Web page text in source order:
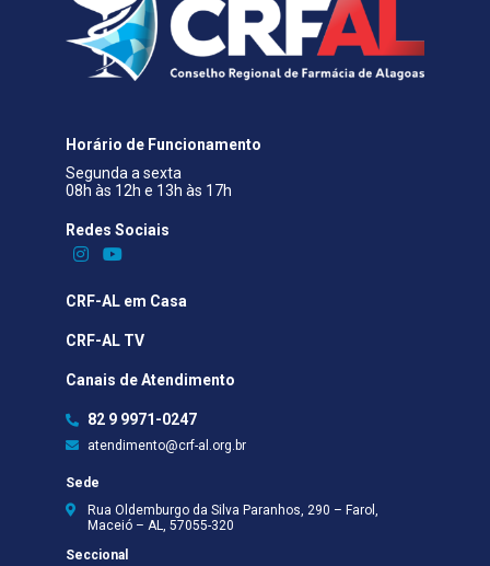
Horário de Funcionamento
Segunda a sexta
08h às 12h e 13h às 17h
Redes Sociais​
CRF-AL em Casa
CRF-AL TV
Canais de Atendimento
82 9 9971-0247
atendimento@crf-al.org.br
Sede
Rua Oldemburgo da Silva Paranhos, 290 – Farol,
Maceió – AL, 57055-320
Seccional